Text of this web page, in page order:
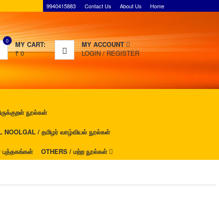
9940415883 Contact Us About Us Home
0
MY CART:
₹0
MY ACCOUNT
LOGIN/REGISTER
நூல்கள்
NOOLGAL / தமிழர் வாழ்வியல் நூல்கள்
OTHERS / மற்ற நூல்கள்